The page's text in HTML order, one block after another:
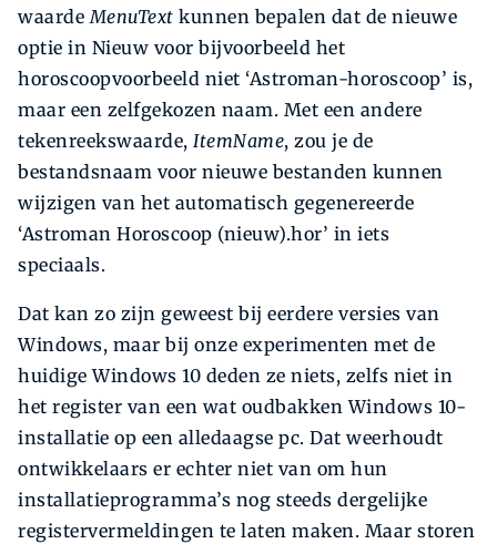
waardeMenuText kunnen bepalen dat de nieuwe
optie in Nieuw voor bijvoorbeeld het
horoscoopvoorbeeld niet ‘Astroman-horoscoop’ is,
maar een zelfgekozen naam. Met een andere
tekenreekswaarde, Item­Name, zou je de
bestandsnaam voor nieuwe bestanden kunnen
wijzigen van het automatisch gegenereerde
‘Astro­man Horoscoop (nieuw).hor’ in iets
speciaals.
Dat kan zo zijn geweest bij eerdere versies van
Windows, maar bij onze experimenten met de
huidige Windows 10 deden ze niets, zelfs niet in
het register van een wat oudbakken Windows 10-
installatie op een alledaagse pc. Dat weerhoudt
ontwikkelaars er echter niet van om hun
installatieprogramma’s nog steeds dergelijke
registervermeldingen te laten maken. Maar storen